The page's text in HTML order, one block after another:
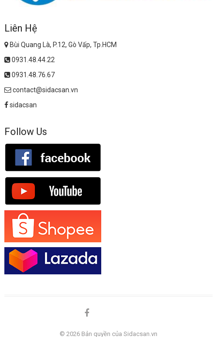
Liên Hệ
Bùi Quang Là, P.12, Gò Vấp, Tp.HCM
0931.48.44.22
0931.48.76.67
contact@sidacsan.vn
sidacsan
Follow Us
facebook
© 2026 Bản quyền của Sidacsan.vn